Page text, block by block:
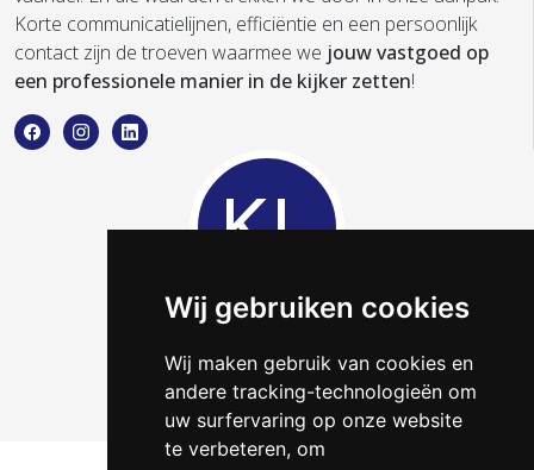
Wij gebruiken cookies
Wij maken gebruik van cookies en
andere tracking-technologieën om
uw surfervaring op onze website
te verbeteren, om
Korte communicatielijnen, efficiëntie en een persoonlijk
contact zijn de troeven waarmee we jouw vastgoed op
een professionele manier in de kijker zetten!
KL
Kerline Lammens
Telefoneer Contact